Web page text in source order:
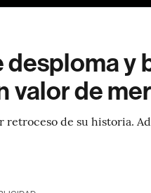
desploma y
valor de
retroceso de su historia.